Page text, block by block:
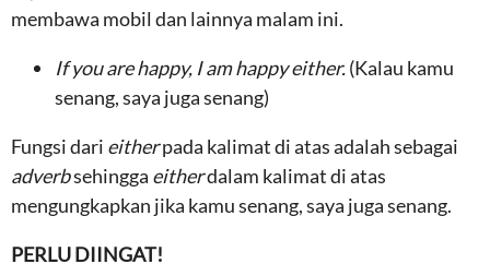
membawa mobil dan lainnya malam ini.
If you are happy, I am happy either.(Kalau kamu
senang, saya juga senang)
Fungsi dari eitherpada kalimat di atas adalah sebagai
adverbsehingga eitherdalam kalimat di atas
mengungkapkan jika kamu senang, saya juga senang.
PERLU DIINGAT!